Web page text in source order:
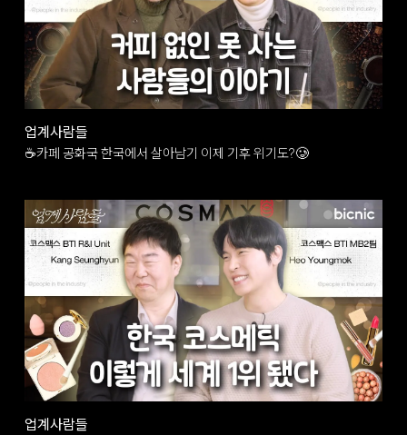
업계사람들
☕카페 공화국 한국에서 살아남기 이제 기후 위기도?🥲
업계사람들